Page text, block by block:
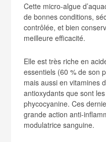
Cette micro-algue
de bonnes conditions,
contrôlée, et bien
meilleure efficacité.
Elle est très riche en
essentiels (60 % de son
mais aussi en vitamines
antioxydants que sont
phycocyanine. Ces
grande action anti-
modulatrice sanguine.